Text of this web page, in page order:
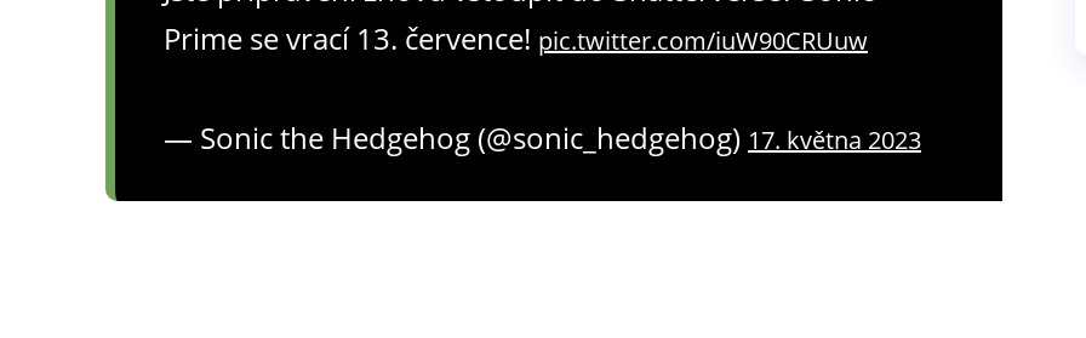
Prime se vrací 13. července! pic.twitter.com/iuW90CRUuw
— Sonic the Hedgehog (@sonic_hedgehog) 17. května 2023